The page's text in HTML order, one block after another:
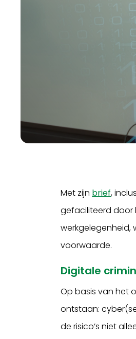
Met zijn brief,
gefaciliteerd door
werkgelegenheid,
voorwaarde.
Digitale
Op basis van het
ontstaan:
de risico’s niet